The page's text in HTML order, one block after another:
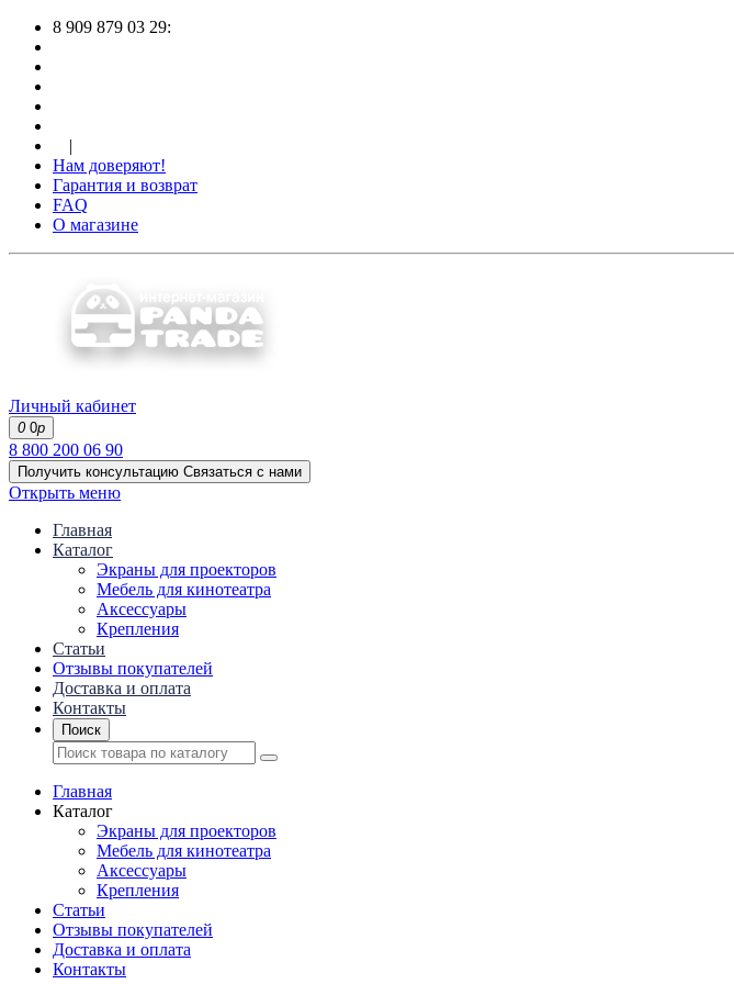
8 909 879 03 29:
|
Нам доверяют!
Гарантия и возврат
FAQ
О магазине
Личный кабинет
0 0р
8 800 200 06 90
Получить консультацию Связаться с нами
Открыть меню
Главная
Каталог
Экраны для проекторов
Mебель для кинотеатра
Аксессуары
Крепления
Статьи
Отзывы покупателей
Доставка и оплата
Контакты
Поиск
Главная
Каталог
Экраны для проекторов
Mебель для кинотеатра
Аксессуары
Крепления
Статьи
Отзывы покупателей
Доставка и оплата
Контакты